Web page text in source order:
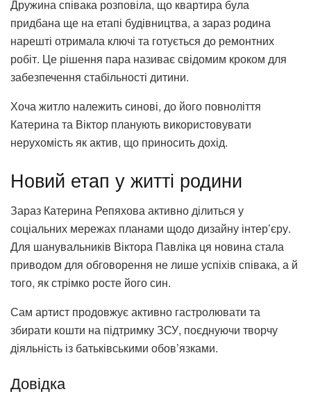
Дружина співака розповіла, що квартира була
придбана ще на етапі будівництва, а зараз родина
нарешті отримала ключі та готується до ремонтних
робіт. Це рішення пара називає свідомим кроком для
забезпечення стабільності дитини.
Хоча житло належить синові, до його повноліття
Катерина та Віктор планують використовувати
нерухомість як актив, що приносить дохід.
Новий етап у житті родини
Зараз Катерина Репяхова активно ділиться у
соціальних мережах планами щодо дизайну інтер’єру.
Для шанувальників Віктора Павліка ця новина стала
приводом для обговорення не лише успіхів співака, а й
того, як стрімко росте його син.
Сам артист продовжує активно гастролювати та
збирати кошти на підтримку ЗСУ, поєднуючи творчу
діяльність із батьківськими обов’язками.
Довідка